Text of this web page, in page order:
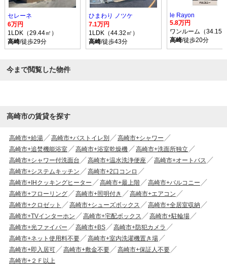
セレーネ
6万円
1LDK（29.44㎡）
高崎/徒歩29分
ひまわり ノツケ
7.1万円
1LDK（44.32㎡）
高崎/徒歩43分
le Rayon
5.8万円
ワンルーム（34.15
高崎/徒歩20分
今まで閲覧した物件
高崎市の賃貸を探す
高崎市+給湯 高崎市+バストイレ別
高崎市+シャワー
高崎市+追焚機能浴室
高崎市+浴室乾燥機
高崎市+洗面所独立
高崎市+シャワー付洗面台
高崎市+温水洗浄便座
高崎市+オートバス
高崎市+システムキッチン
高崎市+2口コンロ
高崎市+IHクッキングヒーター
高崎市+最上階
高崎市+バルコニー
高崎市+フローリング
高崎市+照明付き
高崎市+エアコン
高崎市+クロゼット
高崎市+シューズボックス
高崎市+全居室収納
高崎市+TVインターホン
高崎市+宅配ボックス
高崎市+駐輪場
高崎市+光ファイバー
高崎市+BS
高崎市+防犯カメラ
高崎市+ネット使用料不要
高崎市+室内洗濯機置き場
高崎市+即入居可
高崎市+敷金不要
高崎市+保証人不要
高崎市+２Ｆ以上